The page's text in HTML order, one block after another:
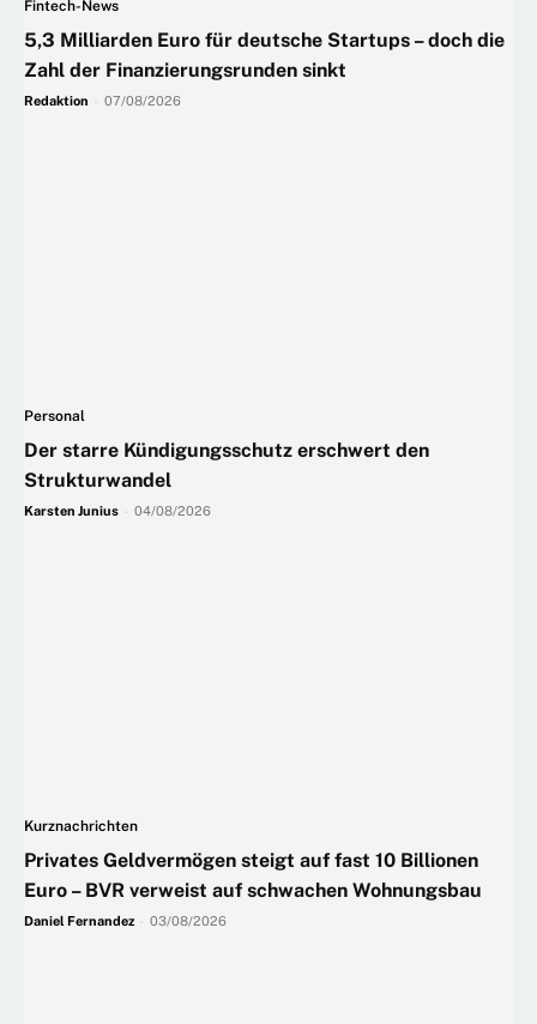
Fintech-News
5,3 Milliarden Euro für deutsche Startups – doch die
Zahl der Finanzierungsrunden sinkt
Redaktion 07/08/2026
Personal
Der starre Kündigungsschutz erschwert den
Strukturwandel
Karsten Junius 04/08/2026
Kurznachrichten
Privates Geldvermögen steigt auf fast 10 Billionen
Euro – BVR verweist auf schwachen Wohnungsbau
Daniel Fernandez 03/08/2026